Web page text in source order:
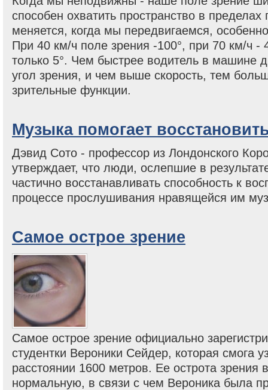
способен охватить пространство в пределах
меняется, когда мы передвигаемся,
При 40 км/ч поле зрения -100°, при 70 км/ч -
только 5°. Чем быстрее водитель в машине
угол зрения, и чем выше скорость, тем
зрительные функции.
Музыка помогает
Дэвид Сото - профессор из Лондонского
утверждает, что люди, ослепшие в
частично восстанавливать способность к
процессе прослушивания нравящейся им
Самое острое зрение
Самое острое зрение официально
студентки Вероники Сейдер, которая смога
расстоянии 1600 метров. Ее острота
нормальную, в связи с чем Вероника была